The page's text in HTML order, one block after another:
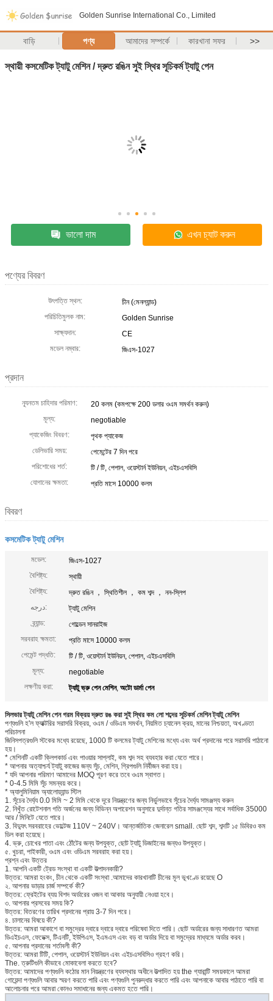
Golden Sunrise International Co., Limited
বাড়ি পণ্য আমাদের সম্পর্কে কারখানা সফর >>
স্থায়ী কসমেটিক ট্যাটু মেশিন / দ্রুত রঙিন সুই স্থির সূচিকর্ম ট্যাটু পেন
ভালো দাম এখন চ্যাট করুন
পণ্যের বিবরণ
উৎপত্তি স্থল:
চীন (মেনল্যান্ড)
পরিচিতিমুলক নাম:
Golden Sunrise
সাক্ষ্যদান:
CE
মডেল নম্বার:
জিএস-1027
প্রদান
ন্যূনতম চাহিদার পরিমাণ:
20 কলম (কমপক্ষে 200 ডলার ওএম সমর্থন করুন)
মূল্য:
negotiable
প্যাকেজিং বিবরণ:
পৃথক প্যাকেজ
ডেলিভারি সময়:
পেমেন্টের 7 দিন পরে
পরিশোধের শর্ত:
টি / টি, পেপাল, ওয়েস্টার্ন ইউনিয়ন, এইচএসবিসি
যোগানের ক্ষমতা:
প্রতি মাসে 10000 কলম
বিবরণ
কসমেটিক ট্যাটু মেশিন
মডেল:
জিএস-1027
বৈশিষ্ট্য:
স্থায়ী
বৈশিষ্ট্য:
দ্রুত রঙিন ， স্থিতিশীল ， কম শব্দ ， নন-স্লিপ
درجه:
ট্যাটু মেশিন
ব্র্যান্ড:
গোল্ডেন সানরাইজ
সরবরাহ ক্ষমতা:
প্রতি মাসে 10000 কলম
পেমেন্ট পদ্ধতি:
টি / টি, ওয়েস্টার্ন ইউনিয়ন, পেপাল, এইচএসবিসি
মূল্য:
negotiable
লক্ষণীয় করা:
ট্যাটু ভ্রু পেন মেশিন, অটো ডার্মা পেন
সিলভার ট্যাটু মেশিন পেন গরম বিক্রয় দ্রুত রঙ করা সুই স্থির কম লো শব্দের সূচিকর্ম মেশিন ট্যাটু মেশিন
পণ্যগুলি হ'ল ফ্যাক্টরির সরাসরি বিক্রয়, ওএম / ওডিএম সমর্থন, নিয়মিত চ্যানেল ক্রয়, মানের নিশ্চয়তা, অখণ্ডতা
পরিচালনা
জিনিসপত্রগুলি স্টকের মধ্যে রয়েছে, 1000 টি কলমের ট্যাটু মেশিনের মধ্যে এবং অর্থ প্রদানের পরে সরাসরি পাঠানো
হয়।
* মেশিনটি একটি ক্লিপকার্ড এবং পাওয়ার সাপ্লাই, কম শব্দ সহ ব্যবহার করা যেতে পারে।
* আপনার অত্যাশ্চর্য ট্যাটু কাজের জন্য সূঁচ, মেশিন, গ্রিপগুলি নির্বীজন করা হয়।
* যদি আপনার পরিমাণ আমাদের MOQ পূরণ করে তবে ওএম স্বাগত।
* 0-4.5 মিমি সূঁচ সমন্বয় করে।
* অ্যালুমিনিয়াম অ্যালোয়্যান্ড স্টিল
1. সূঁচের দৈর্ঘ্য 0.0 মিমি ~ 2 মিমি থেকে দূরে নিয়ন্ত্রণের জন্য নির্ভুলভাবে সূঁচের দৈর্ঘ্য সামঞ্জস্য করুন
2. নিখুঁত রোটেশনাল গতি অর্জনের জন্য বিভিন্ন অপারেশন অনুসারে দুর্দান্ত গতির সামঞ্জস্যের সাথে সর্বাধিক 35000
আর / মিনিটে যেতে পারে।
3. বিদ্যুৎ সরবরাহের ভোল্টেজ 110V ~ 240V। আন্তর্জাতিক জেনারেল small. ছোট শব্দ, শব্দটি ১৫ ডিবিরও কম
ডিল করা হয়েছে।
4. ভ্রু, চোখের পাতা এবং ঠোঁটের জন্য উপযুক্ত, ছোট ট্যাটু ডিজাইনের জন্যও উপযুক্ত।
৫. খুচরা, পাইকারী, ওএম এবং ওডিএম সরবরাহ করা হয়।
প্রশ্ন এবং উত্তর
1. আপনি একটি ট্রেড সংস্থা বা একটি উত্পাদনকারী?
উত্তর: আমরা হংকং, চীন থেকে একটি সংস্থা .আমাদের কারখানাটি চীনের মূল ভূখণ্ডে রয়েছে O
২. আপনার ভাড়ার চার্জ সম্পর্কে কী?
উত্তর: ফ্রেইটের ব্যয় বিশদ অর্ডারের ওজন বা আকার অনুযায়ী নেওয়া হবে।
৩. আপনার প্রসবের সময় কি?
উত্তর: বিতরণের তারিখ প্রদানের প্রায় 3-7 দিন পরে।
৪. চালানের বিষয়ে কী?
উত্তর: আমরা আকাশে বা সমুদ্রের দ্বারে দ্বারে দ্বারে পরিষেবা দিতে পারি। ছোট অর্ডারের জন্য সাধারণত আমরা
ডিএইচএল, ফেডেক্স, টিএনটি, ইউপিএস, ইএমএস এবং বড় বা অর্ডার দিয়ে বা সমুদ্রের মাধ্যমে অর্ডার করব।
৫. আপনার প্রদানের শর্তাবলী কী?
উত্তর: আমরা টিটি, পেপাল, ওয়েস্টার্ন ইউনিয়ন এবং এইচএসবিসিও গ্রহণ করি।
The. ত্রুটিগুলি কীভাবে মোকাবেলা করতে হবে?
উত্তর: আমাদের পণ্যগুলি কঠোর মান নিয়ন্ত্রণের ব্যবস্থার অধীনে উত্পাদিত হয় the গ্যারান্টি সময়কালে আমরা
গোয়েন্দা পণ্যগুলি আবার স্মরণ করতে পারি এবং পণ্যগুলি পুনরুদ্ধার করতে পারি এবং আপনাকে আবার পাঠাতে পারি বা
আলোচনার পরে আমরা কোনও সমাধানের জন্য একমত হতে পারি।